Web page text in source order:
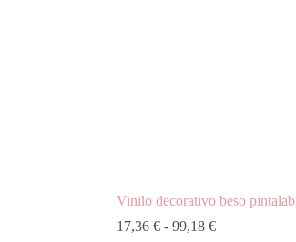
Vinilo decorativo beso
17,36€ - 99,18€